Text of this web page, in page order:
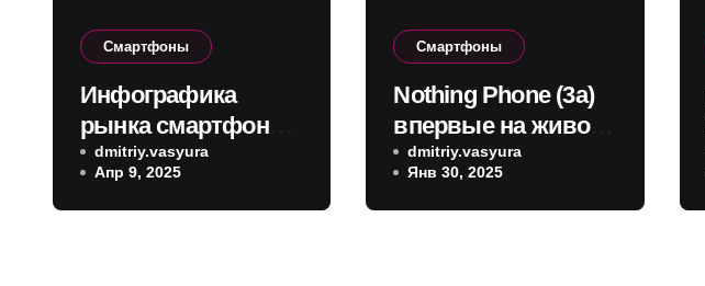
Смартфоны
Инфографика
рынка смартфонов
в конце 2024:
глобально и по
регионам
dmitriy.vasyura
Апр 9, 2025
Смартфоны
Nothing Phone (3a)
впервые на живом
фото: Pixel 7 Pro,
ты?!
dmitriy.vasyura
Янв 30, 2025